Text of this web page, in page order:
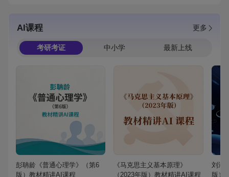
AI课程 更多
考研考证 中小学 最新上线
彭聃龄《普通心理学》（第6
版）教材精讲AI课程
《马克思主义基本原理》
（2023年版）教材精讲AI课程
刘鸿
版）